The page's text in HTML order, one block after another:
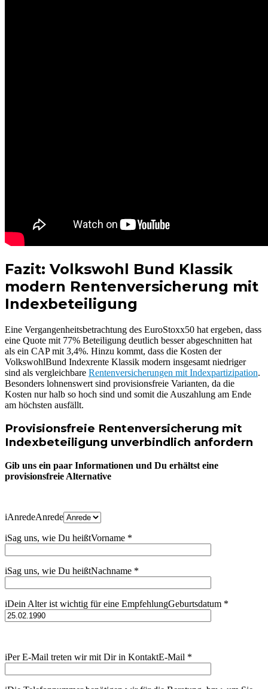
Fazit: Volkswohl Bund Klassik
modern Rentenversicherung mit
Indexbeteiligung
Eine Vergangenheitsbetrachtung des EuroStoxx50 hat ergeben, dass
eine Quote mit 77% Beteiligung deutlich besser abgeschnitten hat
als ein CAP mit 3,4%. Hinzu kommt, dass die Kosten der
VolkswohlBund Indexrente Klassik modern insgesamt niedriger
sind als vergleichbare Rentenversicherungen mit Indexpartizipation.
Besonders lohnenswert sind provisionsfreie Varianten, da die
Kosten nur halb so hoch sind und somit die Auszahlung am Ende
am höchsten ausfällt.
Provisionsfreie Rentenversicherung mit
Indexbeteiligung unverbindlich anfordern
Gib uns ein paar Informationen und Du erhältst eine
provisionsfreie Alternative
iAnredeAnrede
iSag uns, wie Du heißtVorname *
iSag uns, wie Du heißtNachname *
iDein Alter ist wichtig für eine EmpfehlungGeburtsdatum *
iPer E-Mail treten wir mit Dir in KontaktE-Mail *